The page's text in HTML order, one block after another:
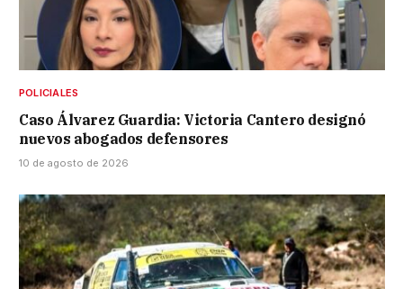
POLICIALES
Caso Álvarez Guardia: Victoria Cantero designó
nuevos abogados defensores
10 de agosto de 2026